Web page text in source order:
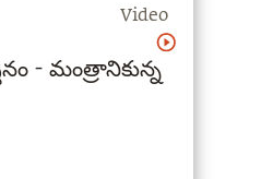
Video
- మంత్రానికున్న